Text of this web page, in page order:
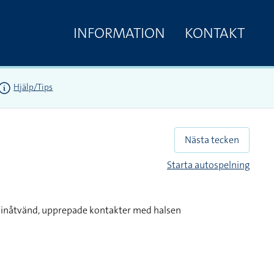
INFORMATION KONTAKT
Hjälp/Tips
Nästa tecken
Starta autospelning
upprepade kontakter med halsen